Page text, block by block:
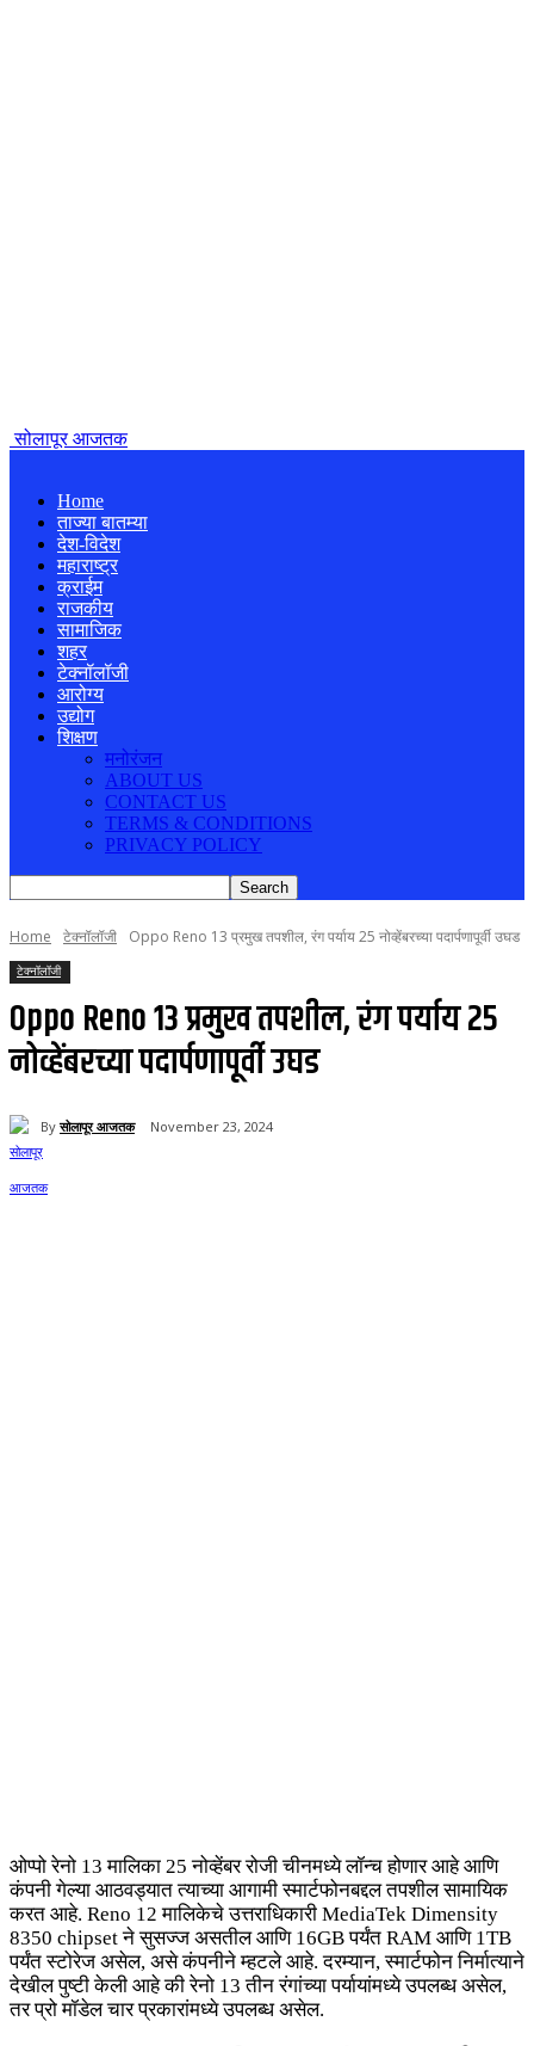
सोलापूर आजतक
Home
ताज्या बातम्या
देश-विदेश
महाराष्ट्र
क्राईम
राजकीय
सामाजिक
शहर
टेक्नॉलॉजी
आरोग्य
उद्योग
शिक्षण
मनोरंजन
ABOUT US
CONTACT US
TERMS & CONDITIONS
PRIVACY POLICY
Home टेक्नॉलॉजी Oppo Reno 13 प्रमुख तपशील, रंग पर्याय 25 नोव्हेंबरच्या पदार्पणापूर्वी उघड
टेक्नॉलॉजी
Oppo Reno 13 प्रमुख तपशील, रंग पर्याय 25
नोव्हेंबरच्या पदार्पणापूर्वी उघड
By सोलापूर आजतक November 23, 2024
ओप्पो रेनो 13 मालिका 25 नोव्हेंबर रोजी चीनमध्ये लॉन्च होणार आहे आणि
कंपनी गेल्या आठवड्यात त्याच्या आगामी स्मार्टफोनबद्दल तपशील सामायिक
करत आहे. Reno 12 मालिकेचे उत्तराधिकारी MediaTek Dimensity
8350 chipset ने सुसज्ज असतील आणि 16GB पर्यंत RAM आणि 1TB
पर्यंत स्टोरेज असेल, असे कंपनीने म्हटले आहे. दरम्यान, स्मार्टफोन निर्मात्याने
देखील पुष्टी केली आहे की रेनो 13 तीन रंगांच्या पर्यायांमध्ये उपलब्ध असेल,
तर प्रो मॉडेल चार प्रकारांमध्ये उपलब्ध असेल.